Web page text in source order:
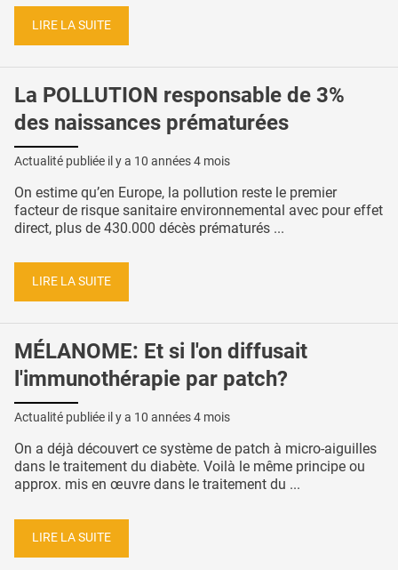
LIRE LA SUITE
La POLLUTION responsable de 3%
des naissances prématurées
Actualité publiée il y a 10 années 4 mois
On estime qu’en Europe, la pollution reste le premier
facteur de risque sanitaire environnemental avec pour effet
direct, plus de 430.000 décès prématurés ...
LIRE LA SUITE
MÉLANOME: Et si l'on diffusait
l'immunothérapie par patch?
Actualité publiée il y a 10 années 4 mois
On a déjà découvert ce système de patch à micro-aiguilles
dans le traitement du diabète. Voilà le même principe ou
approx. mis en œuvre dans le traitement du ...
LIRE LA SUITE